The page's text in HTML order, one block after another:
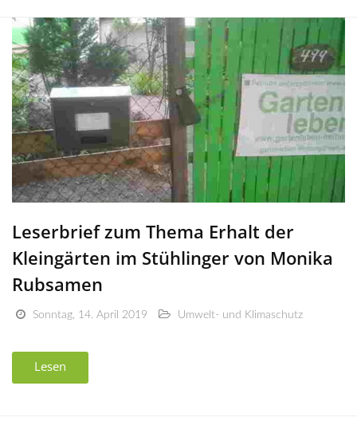
Leserbrief zum Thema Erhalt der
Kleingärten im Stühlinger von Monika
Rubsamen
Sonntag, 14. April 2019 Umwelt- und Klimaschutz
Lesen